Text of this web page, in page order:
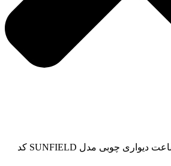
/ ساعت دیواری چوبی مدل SUNFIELD کد